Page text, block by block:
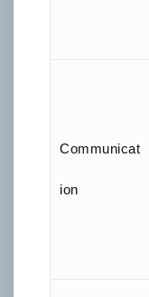
Communicat
ion